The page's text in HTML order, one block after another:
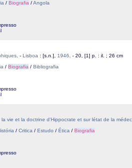
/ Biografia /Angola
. - Lisboa : [s.n.], 1946 . - 20, [1] p. : il. ; 26 cm
/ Biografia / Bibliografia
vie et la doctrine d'Hippocrate et sur létat de la
/ Critica / Estudo / Ética / Biografia